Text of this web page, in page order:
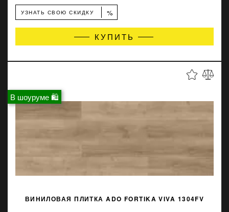
УЗНАТЬ СВОЮ СКИДКУ %
КУПИТЬ
В шоуруме 🛍
ВИНИЛОВАЯ ПЛИТКА ADO FORTIKA VIVA 1304FV